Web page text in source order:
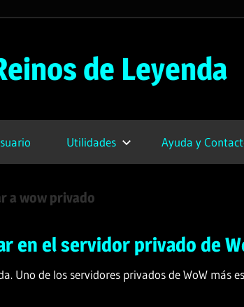
de Leyenda
Utilidades Ayuda y
a wow privado
en el servidor privado de
Uno de los servidores privados de WoW más